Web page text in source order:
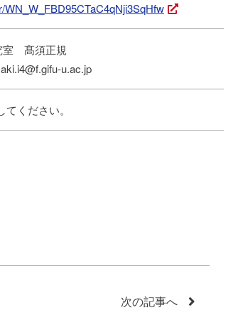
室 髙須正規
u.ac.jp
ください。
次の記事へ